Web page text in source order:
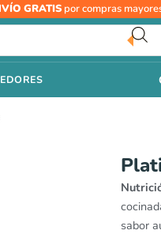
GRATIS por compras
sabor
-
1.5kg
cantidad